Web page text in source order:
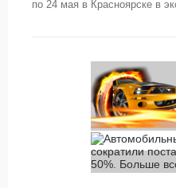
по 24 мая в Красноярске в